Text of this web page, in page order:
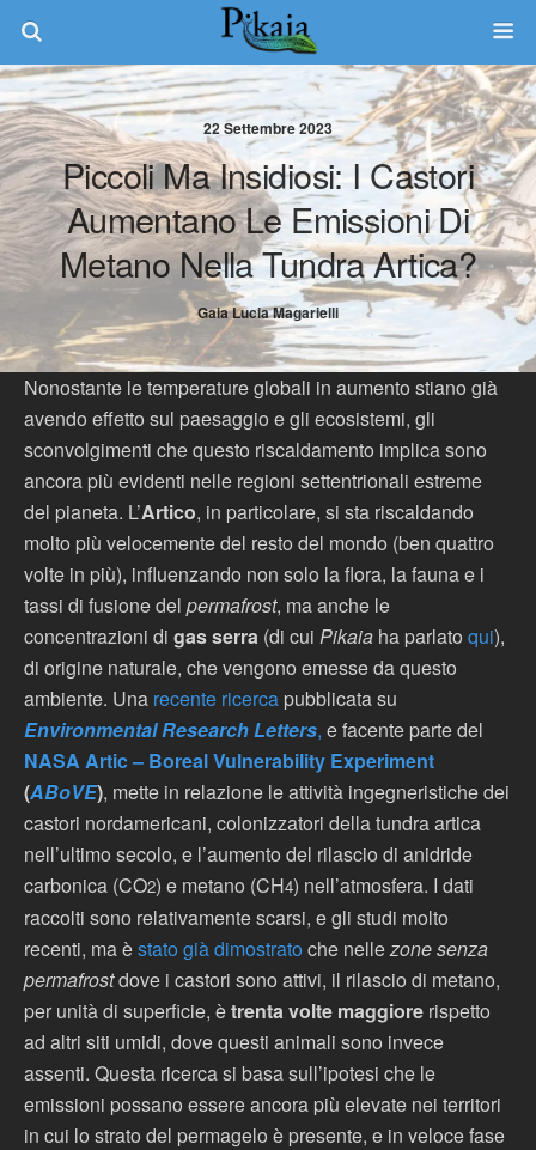
22 Settembre 2023
Piccoli Ma Insidiosi: I Castori
Aumentano Le Emissioni Di
Metano Nella Tundra Artica?
Gaia Lucia Magarielli
Nonostante le temperature globali in aumento stiano già
avendo effetto sul paesaggio e gli ecosistemi, gli
sconvolgimenti che questo riscaldamento implica sono
ancora più evidenti nelle regioni settentrionali estreme
del pianeta. L’Artico, in particolare, si sta riscaldando
molto più velocemente del resto del mondo (ben quattro
volte in più), influenzando non solo la flora, la fauna e i
tassi di fusione del permafrost, ma anche le
concentrazioni di gas serra (di cui Pikaia ha parlato qui),
di origine naturale, che vengono emesse da questo
ambiente. Una recente ricerca pubblicata su
Environmental Research Letters, e facente parte del
NASA Artic – Boreal Vulnerability Experiment
(ABoVE), mette in relazione le attività ingegneristiche dei
castori nordamericani, colonizzatori della tundra artica
nell’ultimo secolo, e l’aumento del rilascio di anidride
carbonica (CO2) e metano (CH4) nell’atmosfera. I dati
raccolti sono relativamente scarsi, e gli studi molto
recenti, ma èstato già dimostrato che nellezone senza
permafrostdove i castori sono attivi, il rilascio di metano,
per unità di superficie, ètrenta volte maggiore rispetto
ad altri siti umidi, dove questi animali sono invece
assenti. Questa ricerca si basa sull’ipotesi che le
emissioni possano essere ancora più elevate nei territori
in cui lo strato del permagelo è presente, e in veloce fase